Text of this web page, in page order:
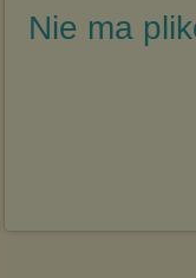
Nie ma